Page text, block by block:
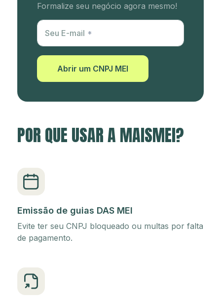
Formalize seu negócio agora mesmo!
Utm Content
Seu E-mail
Abrir um CNPJ MEI
POR QUE USAR A MAISMEI?
Emissão de guias DAS MEI
Evite ter seu CNPJ bloqueado ou multas por falta
de pagamento.